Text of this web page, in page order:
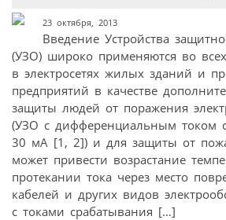
23 октября, 2013
Введение Устройства
(УЗО) широко применяются во
в электросетях жилых зданий и
предприятий в качестве
защиты людей от поражения
(УЗО с дифференциальным током
30 мА [1, 2]) и для защиты от
может привести возрастание
протекании тока через место
кабелей и других видов
с токами срабатывания […]